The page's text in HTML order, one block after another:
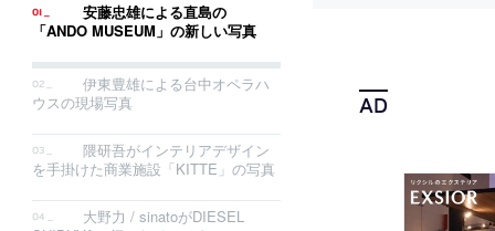
安藤忠雄による直島の
「ANDO MUSEUM」の新しい写真
伊東豊雄による台中オペラハ
ウスの現場写真
隈研吾がインテリアデザイン
を手掛けた商業施設「KITTE」の写真
大野力 / sinatoがDIESEL